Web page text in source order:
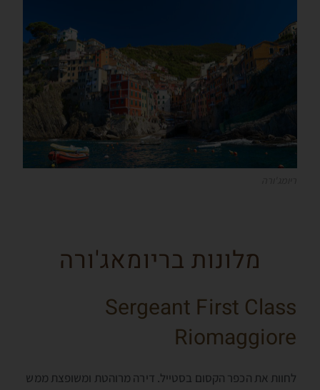
מלונות בריומאג'ורה
Sergeant First Class
Riomaggiore
לחוות את הכפר הקסום בסטייל. דירה מרוהטת ומשופצת ממש